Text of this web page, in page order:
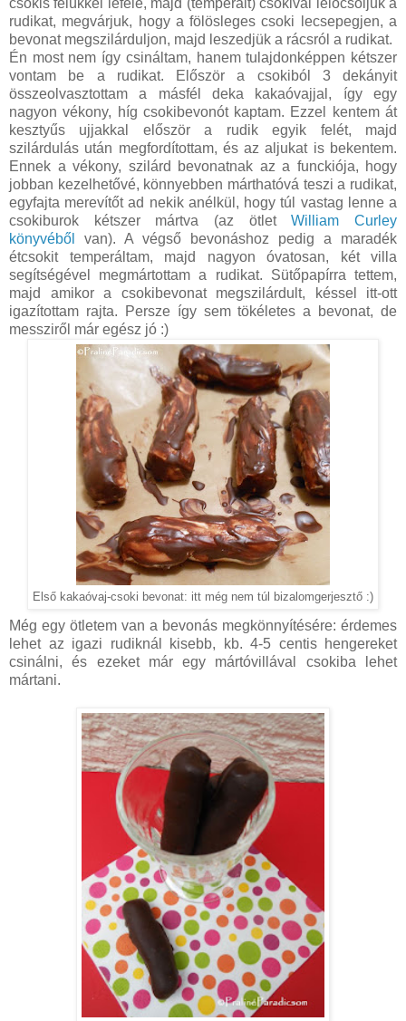
csokis felükkel lefelé, majd (temperált) csokival lelocsoljuk a
rudikat, megvárjuk, hogy a fölösleges csoki lecsepegjen, a
bevonat megszilárduljon, majd leszedjük a rácsról a rudikat.
Én most nem így csináltam, hanem tulajdonképpen kétszer
vontam be a rudikat. Először a csokiból 3 dekányit
összeolvasztottam a másfél deka kakaóvajjal, így egy
nagyon vékony, híg csokibevonót kaptam. Ezzel kentem át
kesztyűs ujjakkal először a rudik egyik felét, majd
szilárdulás után megfordítottam, és az aljukat is bekentem.
Ennek a vékony, szilárd bevonatnak az a funckiója, hogy
jobban kezelhetővé, könnyebben márthatóvá teszi a rudikat,
egyfajta merevítőt ad nekik anélkül, hogy túl vastag lenne a
csokiburok kétszer mártva (az ötletWilliam Curley
könyvéből
van). A végső bevonáshoz pedig a maradék
étcsokit temperáltam, majd nagyon óvatosan, két villa
segítségével megmártottam a rudikat. Sütőpapírra tettem,
majd amikor a csokibevonat megszilárdult, késsel itt-ott
igazítottam rajta. Persze így sem tökéletes a bevonat, de
messziről már egész jó :)
Első kakaóvaj-csoki bevonat: itt még nem túl bizalomgerjesztő :)
Még egy ötletem van a bevonás megkönnyítésére: érdemes
lehet az igazi rudiknál kisebb, kb. 4-5 centis hengereket
csinálni, és ezeket már egy mártóvillával csokiba lehet
mártani.